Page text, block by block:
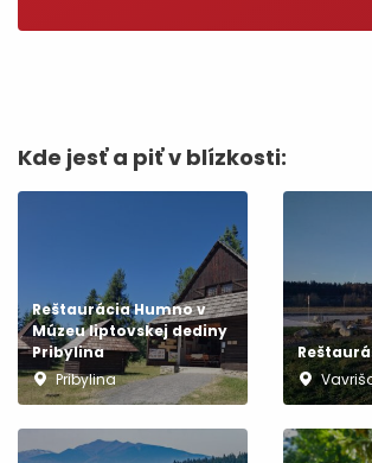
Kde jesť a piť v blízkosti:
Reštaurácia Humno v
Múzeu liptovskej dediny
Pribylina
Pribylina